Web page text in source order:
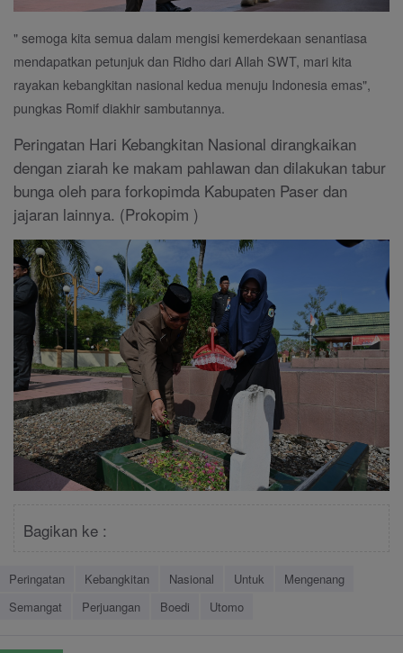
" semoga kita semua dalam mengisi kemerdekaan senantiasa
mendapatkan petunjuk dan Ridho dari Allah SWT, mari kita
rayakan kebangkitan nasional kedua menuju Indonesia emas",
pungkas Romif diakhir sambutannya.
Peringatan Hari Kebangkitan Nasional dirangkaikan
dengan ziarah ke makam pahlawan dan dilakukan tabur
bunga oleh para forkopimda Kabupaten Paser dan
jajaran lainnya. (Prokopim )
Bagikan ke :
Peringatan Kebangkitan Nasional Untuk
Mengenang
Semangat
Perjuangan Boedi Utomo